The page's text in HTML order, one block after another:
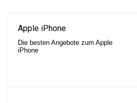
Apple iPhone
Die besten Angebote zum Apple
iPhone